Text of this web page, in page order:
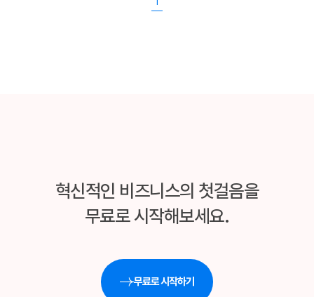
혁신적인 비즈니스의 첫걸음을
무료로 시작해보세요.
무료로 시작하기